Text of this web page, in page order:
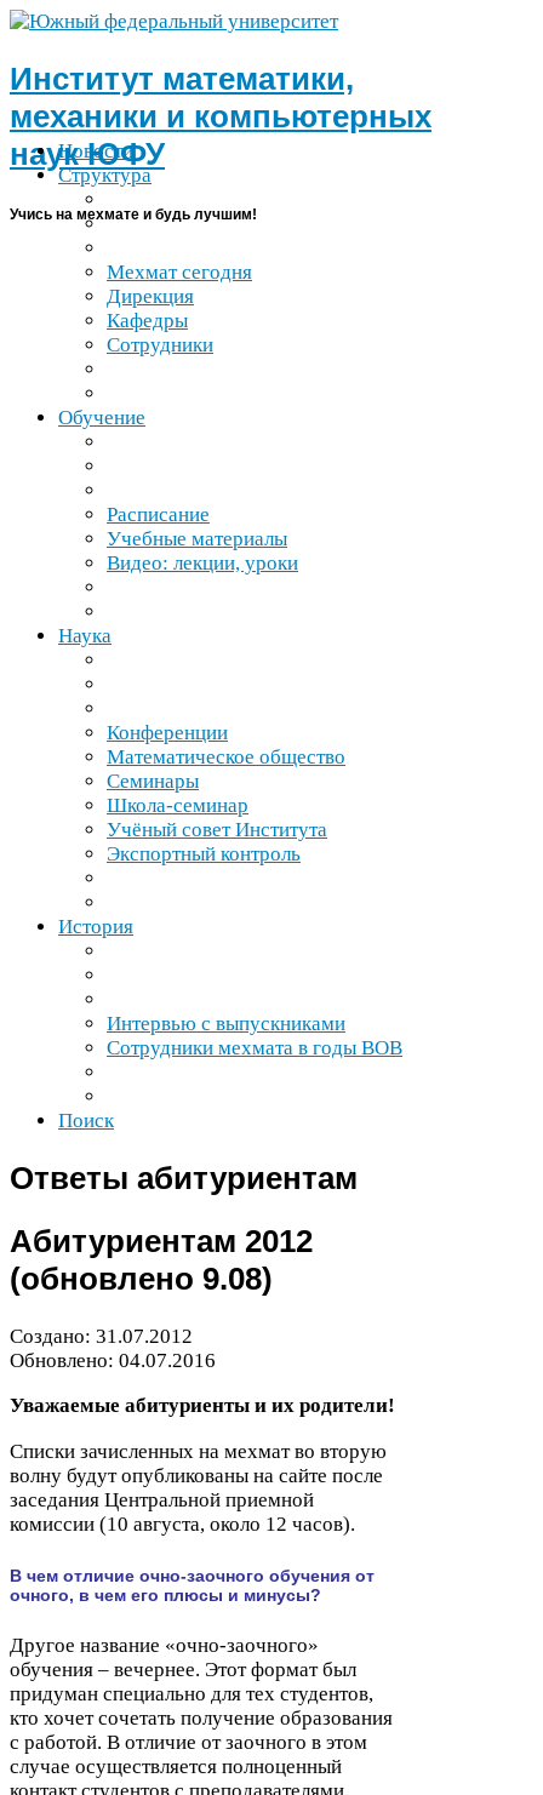
Институт математики,
механики и компьютерных
наукЮФУ
Учись на мехмате и будь лучшим!
Новости
Структура
Мехмат сегодня
Дирекция
Кафедры
Сотрудники
Обучение
Расписание
Учебные материалы
Видео: лекции, уроки
Наука
Конференции
Математическое общество
Семинары
Школа-​семинар
Учёный совет Института
Экспортный контроль
История
Интервью с выпускниками
Сотрудники мехмата в годы ВОВ
Поиск
Ответы абитуриентам
Абитуриентам 2012
(обновлено 9.08)
Создано: 31.07.2012
Обновлено: 04.07.2016
Уважаемые абитуриенты и их родители!
Списки зачисленных на мехмат во вторую
волну будут опубликованы на сайте после
заседания Центральной приемной
комиссии (10 августа, около 12 часов).
В чем отличие очно-​заочного обучения от
очного, в чем его плюсы и минусы?
Другое название «очно-​заочного»
обучения – вечернее. Этот формат был
придуман специально для тех студентов,
кто хочет сочетать получение образования
с работой. В отличие от заочного в этом
случае осуществляется полноценный